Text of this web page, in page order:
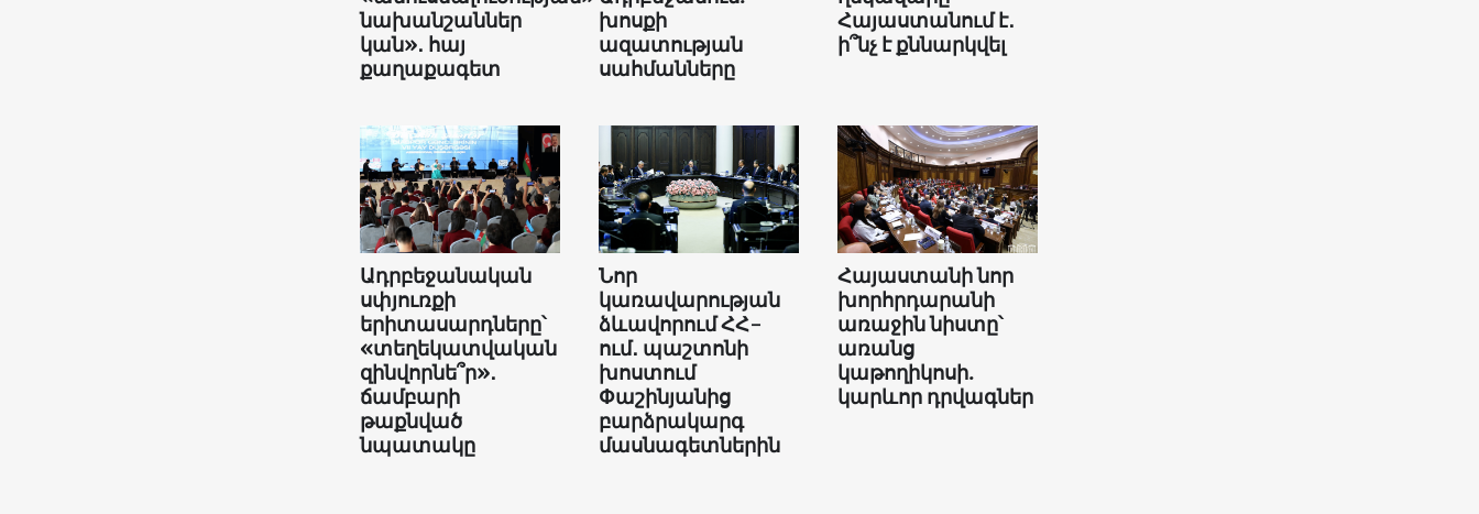
նախանշաններ
կան»․ հայ
քաղաքագետ
խոսքի
ազատության
սահմանները
Հայաստանում է․
ի՞նչ է քննարկվել
Ադրբեջանական
սփյուռքի
երիտասարդները՝
«տեղեկատվական
զինվորնե՞ր»․
ճամբարի
թաքնված
նպատակը
Նոր
կառավարության
ձևավորում ՀՀ-
ում․ պաշտոնի
խոստում
Փաշինյանից
բարձրակարգ
մասնագետներին
Հայաստանի նոր
խորհրդարանի
առաջին նիստը՝
առանց
կաթողիկոսի.
կարևոր դրվագներ